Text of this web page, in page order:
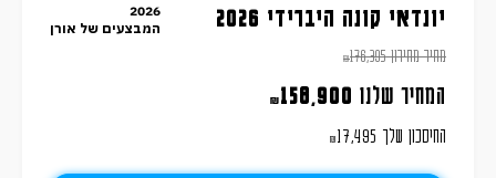
יונדאי קונה היברידי 2026
מחיר מחירון ₪176,395
המחיר שלנו ₪158,900
החיסכון שלך ₪17,495
2026
המבצעים של אורן